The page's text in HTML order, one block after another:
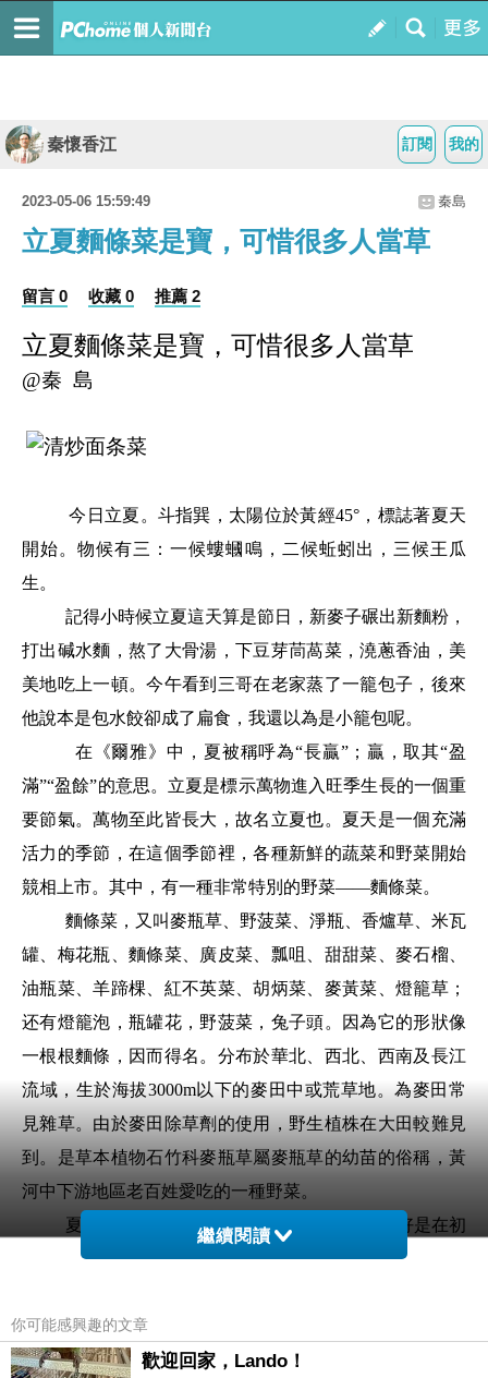
我的
訂閱
秦懷香江
2023-05-06 15:59:49 秦島
立夏麵條菜是寶，可惜很多人當草
留言 0 收藏 0 推薦 2
立夏麵條菜是寶，可惜很多人當草
@秦 島
今日立夏。斗指巽，太陽位於黃經45°，標誌著夏天
開始。物候有三：一候螻蟈鳴，二候蚯蚓出，三候王瓜
生。
記得小時候立夏這天算是節日，新麥子碾出新麵粉，
打出碱水麵， 熬了大骨湯 ，下豆芽茼萵菜，澆蔥香油，美
美地吃上一頓。今午看到三哥在老家蒸了一籠包子，後來
他說本是包水餃卻成了扁食，我還以為是小籠包呢。
在《爾雅》中，夏被稱呼為“長贏”；贏，取其“盈
滿”“盈餘”的意思。立夏是標示萬物進入旺季生長的一個重
要節氣。萬物至此皆長大，故名立夏也。夏天是一個充滿
活力的季節，在這個季節裡，各種新鮮的蔬菜和野菜開始
競相上市。其中，有一種非常特別的野菜——麵條菜。
麵條菜，又叫麥瓶草、野菠菜、淨瓶、香爐草、米瓦
罐、梅花瓶、麵條菜、廣皮菜、瓢咀、甜甜菜、麥石榴、
油瓶菜、羊蹄棵、紅不英菜、胡炳菜、麥黃菜、燈籠草；
还有燈籠泡，瓶罐花，野菠菜，兔子頭。因為它的形狀像
一根根麵條，因而得名。分布於華北、西北、西南及長江
流域，生於海拔3000m以下的麥田中或荒草地。為麥田常
見雜草。由於麥田除草劑的使用，野生植株在大田較難見
到。是草本植物石竹科麥瓶草屬麥瓶草的幼苗的俗稱，黃
河中下游地區老百姓愛吃的一種野菜。
夏季是麵條菜的最佳食用季節，有些澀，最好是在初
期較細嫩時候食用，口感會更佳。以前人們甚至會將它當
將它當做雜草扔掉了。
麵條菜含有天然的植物纖維素和酸性成分，這些成分
繼續閱讀
你可能感興趣的文章
歡迎回家，Lando！